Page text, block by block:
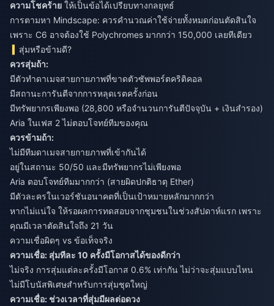
ความโชคร้าย ให้เป็นข้อได้เปรียบทางกลยุทธ์
การตามหา Mindscape: ควรคำนวณค่าใช้จ่ายทั้งหมดก่อนตัดสินใจ
เพราะ C6 อาจต้องใช้ Polychromes มากกว่า 150,000 เลยทีเดียว
สุ่มหรือข้ามดี?
ควรสุ่มถ้า:
มีตัวทำดาเมจสายกายภาพที่ขาดตัวซัพพอร์ตคริติคอล
มีสถานะการันตีจากการหลุดเรตครั้งก่อน
มีทรัพยากรเพียงพอ (28,800 หรือจำนวนการันตีปัจจุบัน + เงินสำรอง)
Aria ในเฟส 2 ไม่ตอบโจทย์ทีมของคุณ
ควรข้ามถ้า:
ไม่มีทีมดาเมจสายกายภาพที่เข้ากันได้
อยู่ในสถานะ 50/50 และมีทรัพยากรไม่เพียงพอ
Aria ตอบโจทย์ทีมมากกว่า (สายผิดปกติธาตุ Ether)
มีตัวละครในเวอร์ชันอนาคตที่เป็นเป้าหมายหลักมากกว่า
หากไม่แน่ใจ ให้รอผลการทดสอบจากชุมชนในช่วงสัปดาห์แรก เพราะ
คุณมีเวลาตัดสินใจถึง 21 วัน
ความเชื่อผิดๆ vs ข้อเท็จจริง
ความเชื่อ: สุ่มทีละ 10 ครั้งมีโอกาสได้ของดีกว่า
ไม่จริง การสุ่มแต่ละครั้งมีโอกาส 0.6% เท่ากัน ไม่ว่าจะสุ่มแบบไหน
ไม่มีโบนัสพิเศษสำหรับการสุ่มชุดใหญ่
ความเชื่อ: ช่วงเวลาที่สุ่มมีผลต่อดวง